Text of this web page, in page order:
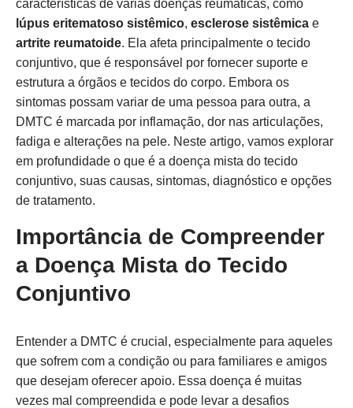
características de várias doenças reumáticas, como
lúpus eritematoso sistêmico, esclerose sistêmica e
artrite reumatoide. Ela afeta principalmente o tecido
conjuntivo, que é responsável por fornecer suporte e
estrutura a órgãos e tecidos do corpo. Embora os
sintomas possam variar de uma pessoa para outra, a
DMTC é marcada por inflamação, dor nas articulações,
fadiga e alterações na pele. Neste artigo, vamos explorar
em profundidade o que é a doença mista do tecido
conjuntivo, suas causas, sintomas, diagnóstico e opções
de tratamento.
Importância de Compreender
a Doença Mista do Tecido
Conjuntivo
Entender a DMTC é crucial, especialmente para aqueles
que sofrem com a condição ou para familiares e amigos
que desejam oferecer apoio. Essa doença é muitas
vezes mal compreendida e pode levar a desafios